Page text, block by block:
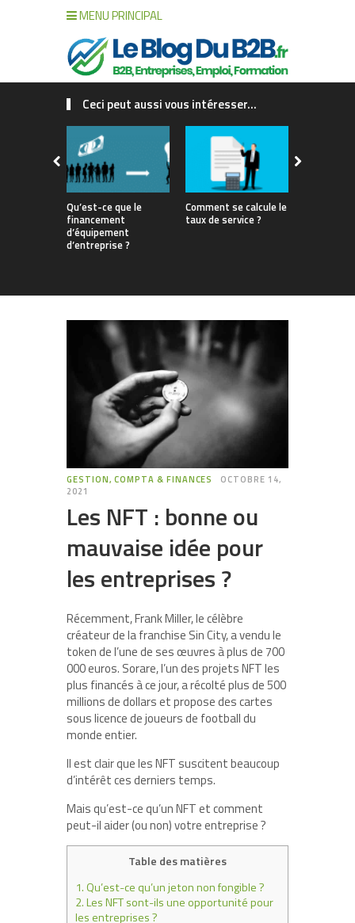
MENU PRINCIPAL
Ceci peut aussi vous intéresser...
Qu’est-ce que le
financement
d’équipement
d’entreprise ?
Comment se calcule le
taux de service ?
GESTION, COMPTA & FINANCES
OCTOBRE 14,
2021
Les NFT : bonne ou
mauvaise idée pour
les entreprises ?
Récemment, Frank Miller, le célèbre
créateur de la franchise Sin City, a vendu le
token de l’une de ses œuvres à plus de 700
000 euros. Sorare, l’un des projets NFT les
plus financés à ce jour, a récolté plus de 500
millions de dollars et propose des cartes
sous licence de joueurs de football du
monde entier.
Il est clair que les NFT suscitent beaucoup
d’intérêt ces derniers temps.
Mais qu’est-ce qu’un NFT et comment
peut-il aider (ou non) votre entreprise ?
Table des matières
1.Qu’est-ce qu’un jeton non fongible ?
2.Les NFT sont-ils une opportunité pour
les entreprises ?